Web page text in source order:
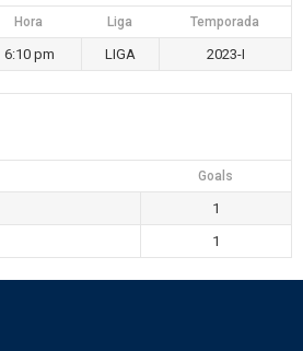
Hora Liga Temporada
6:10 pm LIGA 2023-I
Goals
1
1